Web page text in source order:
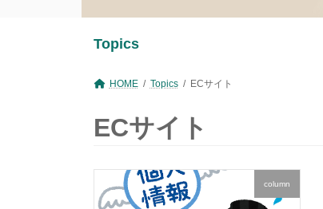
Topics
HOME Topics ECサイト
ECサイト
column